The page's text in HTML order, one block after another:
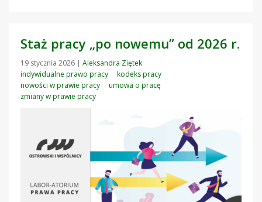
Staż pracy „po nowemu” od 2026 r.
19 stycznia 2026 | Aleksandra Ziętek
indywidualne prawo pracy
kodeks pracy
nowości w prawie pracy
umowa o pracę
zmiany w prawie pracy